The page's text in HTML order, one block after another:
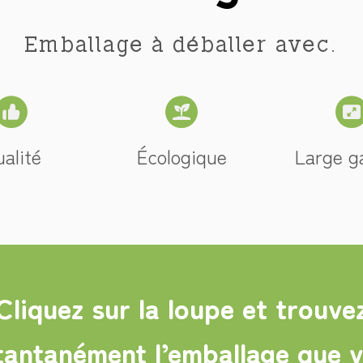
Emballage à déballer avec.
Écologique Large
sur la loupe et
l’emballage que